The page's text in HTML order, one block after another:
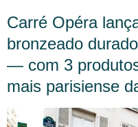
Carré Opéra
bronzeado
— com 3
mais parisiense